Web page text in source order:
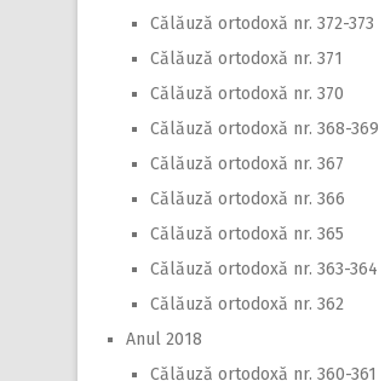
Călăuză ortodoxă nr. 372-373
Călăuză ortodoxă nr. 371
Călăuză ortodoxă nr. 370
Călăuză ortodoxă nr. 368-369
Călăuză ortodoxă nr. 367
Călăuză ortodoxă nr. 366
Călăuză ortodoxă nr. 365
Călăuză ortodoxă nr. 363-364
Călăuză ortodoxă nr. 362
Anul 2018
Călăuză ortodoxă nr. 360-361